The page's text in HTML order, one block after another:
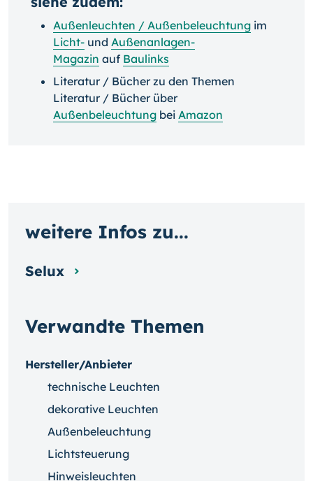
Außenleuchten / Außenbeleuchtung im
Licht- und Außenanlagen-
Magazin auf Baulinks
Literatur / Bücher zu den Themen
Literatur / Bücher über
Außenbeleuchtung bei Amazon
Verwandte Themen
Hersteller/Anbieter
technische Leuchten
dekorative Leuchten
Außenbeleuchtung
Lichtsteuerung
Hinweisleuchten
weitere Infos zu...
Selux